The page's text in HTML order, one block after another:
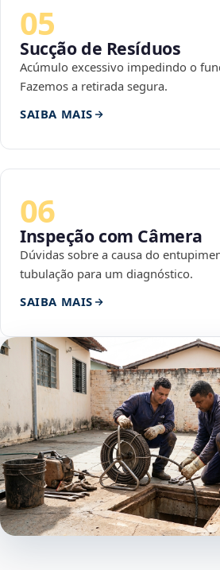
05
Sucção de Resíduos
Acúmulo excessivo impedindo o
Fazemos a retirada segura.
SAIBA MAIS
06
Inspeção com Câmera
Dúvidas sobre a causa do
tubulação para um diagnóstico.
SAIBA MAIS